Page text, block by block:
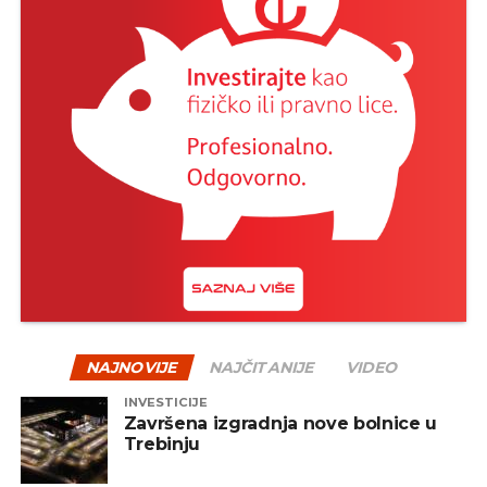
Implementacija je predviđena u dvije
paralelne faze. Omogućava potpunu
integraciju državnih organa, akademskog i
privatnog sektora u upravljanju incidentima.
Funkcije zaštite u odnosu na korisnike se
ogledaju u zaštiti tri grupe korisnika: javne
uprave i kritičnih infrastruktura, zaštiti djece i
zaštiti mikro, malih i srednjih preduzeća
istaknuto je u saopštenju.
Iz Agencije su istakli da će sistem štititi javnu
upravu i kritične infrastrukture koje čini 780
NAJNOVIJE NAJČITANIJE VIDEO
INVESTICIJE
Završena izgradnja nove bolnice u
Trebinju